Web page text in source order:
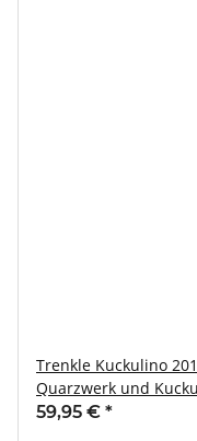
Trenkle Kuckulino
Quarzwerk und
59,95 € *